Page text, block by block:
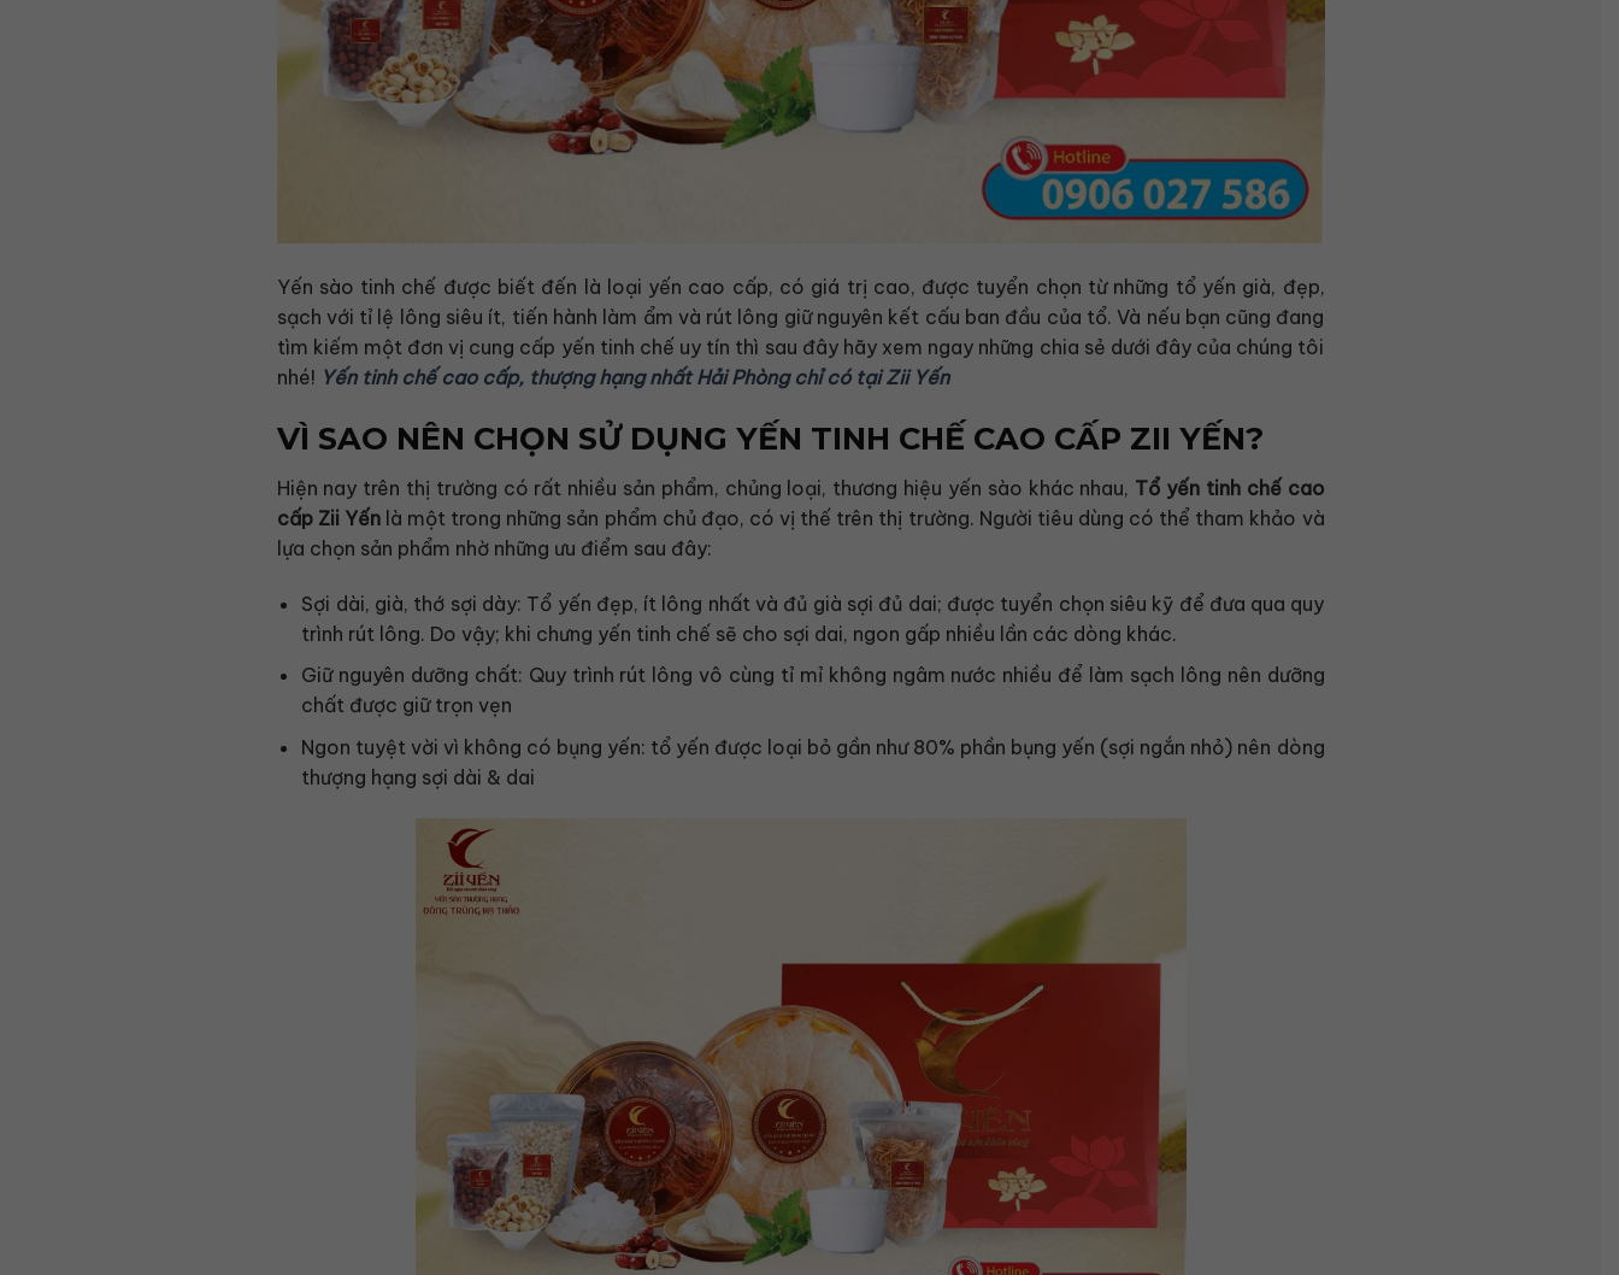
Yến sào tinh chế được biết đến là loại yến cao cấp, có giá trị cao, được tuyển chọn từ những tổ yến già, đẹp,
sạch với tỉ lệ lông siêu ít, tiến hành làm ẩm và rút lông giữ nguyên kết cấu ban đầu của tổ. Và nếu bạn cũng đang
tìm kiếm một đơn vị cung cấp yến tinh chế uy tín thì sau đây hãy xem ngay những chia sẻ dưới đây của chúng tôi
nhé! Yến tinh chế cao cấp, thượng hạng nhất Hải Phòng chỉ có tại Zii Yến
VÌ SAO NÊN CHỌN SỬ DỤNG YẾN TINH CHẾ CAO CẤP ZII YẾN?
Hiện nay trên thị trường có rất nhiều sản phẩm, chủng loại, thương hiệu yến sào khác nhau, Tổ yến tinh chế cao
cấp Zii Yếnlà một trong những sản phẩm chủ đạo, có vị thế trên thị trường. Người tiêu dùng có thể tham khảo và
lựa chọn sản phẩm nhờ những ưu điểm sau đây:
Sợi dài, già, thớ sợi dày: Tổ yến đẹp, ít lông nhất và đủ già sợi đủ dai; được tuyển chọn siêu kỹ để đưa qua quy
trình rút lông. Do vậy; khi chưng yến tinh chế sẽ cho sợi dai, ngon gấp nhiều lần các dòng khác.
Giữ nguyên dưỡng chất: Quy trình rút lông vô cùng tỉ mỉ không ngâm nước nhiều để làm sạch lông nên dưỡng
chất được giữ trọn vẹn
Ngon tuyệt vời vì không có bụng yến: tổ yến được loại bỏ gần như 80% phần bụng yến (sợi ngắn nhỏ) nên dòng
thượng hạng sợi dài & dai